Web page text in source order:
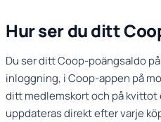
Hur ser du ditt
Du ser ditt Coop-poängsaldo
inloggning, i Coop-appen på
ditt medlemskort och på kvittot
uppdateras direkt efter varje